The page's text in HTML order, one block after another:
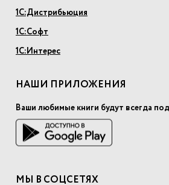
1С:Дистрибьюция
1С:Софт
1С:Интерес
НАШИ ПРИЛОЖЕНИЯ
Ваши любимые книги будут всегда
МЫ В СОЦСЕТЯХ